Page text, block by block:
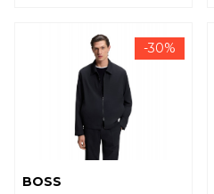
-30%
BOSS